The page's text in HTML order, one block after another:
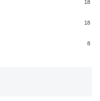
18
18
8